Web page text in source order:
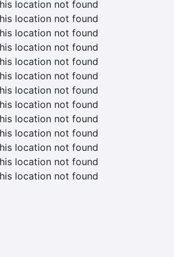
location not found
location not found
location not found
location not found
location not found
location not found
location not found
location not found
location not found
location not found
location not found
location not found
location not found